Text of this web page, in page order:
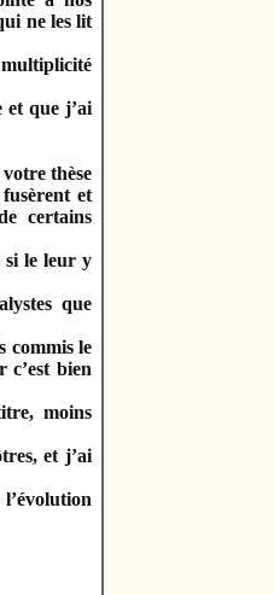
ne les lit
multiplicité
et que j’ai
thèse
et
certains
si le leur y
que
commis le
bien
moins
et j’ai